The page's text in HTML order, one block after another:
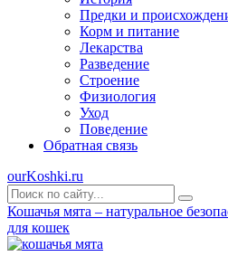
Предки и
Корм и питание
Лекарства
Разведение
Строение
Физиология
Уход
Поведение
Обратная связь
ourKoshki.ru
Кошачья мята – натуральное
для кошек